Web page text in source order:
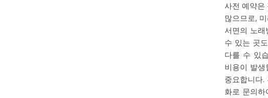
사전 예약은
많으므로,
서면의 노
수 있는 곳
다를 수 있
비용이 발
중요합니다
화로 문의